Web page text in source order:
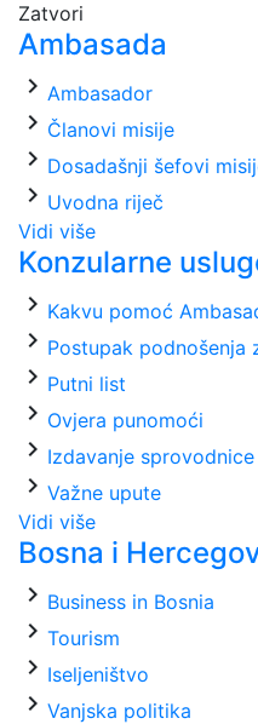
Zatvori
Ambasada
chevron_right Ambasador
chevron_right Članovi misije
chevron_right Dosadašnji šefovi
chevron_right Uvodna riječ
Vidi više
Konzularne
chevron_right Kakvu pomoć
chevron_right Postupak podnošenja
chevron_right Putni list
chevron_right Ovjera punomoći
chevron_right Izdavanje sprovodnice
chevron_right Važne upute
Vidi više
Bosna i
chevron_right Business in Bosnia
chevron_right Tourism
chevron_right Iseljeništvo
chevron_right Vanjska politika